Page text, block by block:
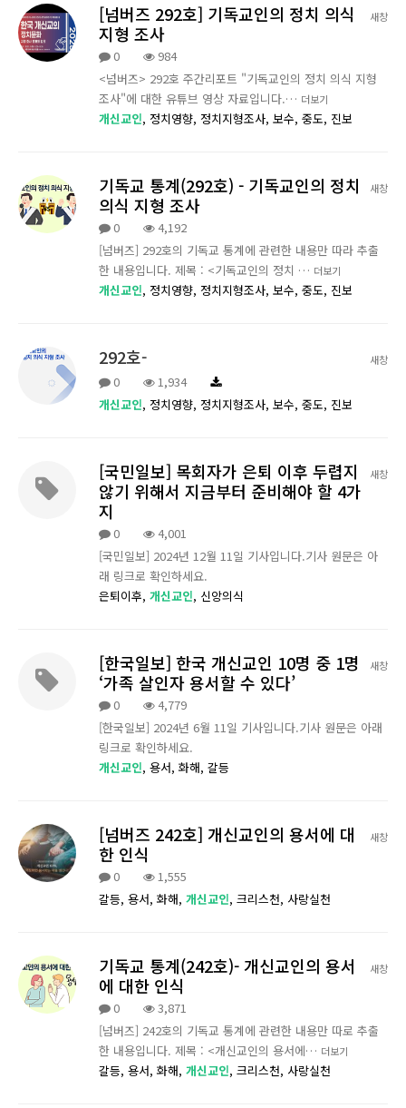
새창
[넘버즈 292호] 기독교인의 정치 의식
지형 조사
0
984
<넘버즈> 292호 주간리포트 "기독교인의 정치 의식 지형
조사"에 대한 유튜브 영상 자료입니다.… 더보기
개신교인, 정치영향, 정치지형조사, 보수, 중도, 진보
새창
기독교 통계(292호) - 기독교인의 정치
의식 지형 조사
0
4,192
[넘버즈] 292호의 기독교 통계에 관련한 내용만 따라 추출
한 내용입니다. 제목 : <기독교인의 정치 … 더보기
개신교인, 정치영향, 정치지형조사, 보수, 중도, 진보
새창
292호-
0
1,934
개신교인, 정치영향, 정치지형조사, 보수, 중도, 진보
새창
[국민일보] 목회자가 은퇴 이후 두렵지
않기 위해서 지금부터 준비해야 할 4가
지
0
4,001
[국민일보] 2024년 12월 11일 기사입니다.기사 원문은 아
래 링크로 확인하세요.
은퇴이후, 개신교인, 신앙의식
새창
[한국일보] 한국 개신교인 10명 중 1명
‘가족 살인자 용서할 수 있다’
0
4,779
[한국일보] 2024년 6월 11일 기사입니다.기사 원문은 아래
링크로 확인하세요.
개신교인, 용서, 화해, 갈등
새창
[넘버즈 242호] 개신교인의 용서에 대
한 인식
0
1,555
갈등, 용서, 화해, 개신교인, 크리스천, 사랑실천
새창
기독교 통계(242호)- 개신교인의 용서
에 대한 인식
0
3,871
[넘버즈] 242호의 기독교 통계에 관련한 내용만 따로 추출
한 내용입니다. 제목 : <개신교인의 용서에… 더보기
갈등, 용서, 화해, 개신교인, 크리스천, 사랑실천